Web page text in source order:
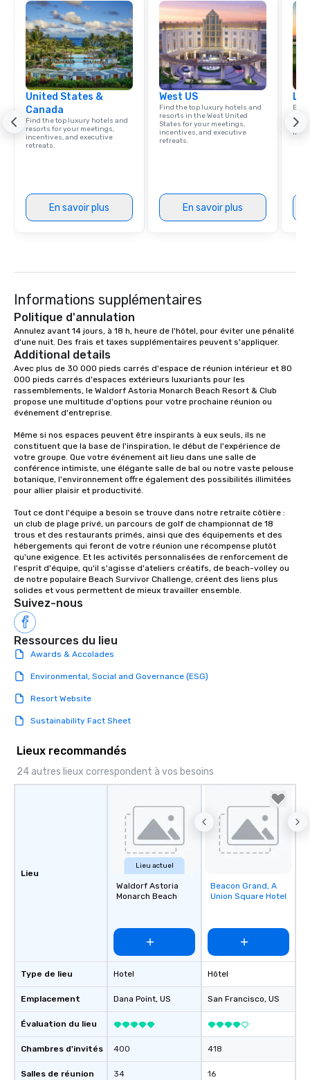
execution.
United States &
Canada
Find the top luxury hotels and
resorts for your meetings,
incentives, and executive
retreats.
En savoir plus
West US
Find the top luxury hotels and
resorts in the West United
States for your meetings,
incentives, and executive
retreats.
En savoir plus
Informations supplémentaires
Politique d'annulation
Annulez avant 14 jours, à 18 h, heure de l'hôtel, pour éviter une pénalité
d'une nuit. Des frais et taxes supplémentaires peuvent s'appliquer.
Additional details
Avec plus de 30 000 pieds carrés d'espace de réunion intérieur et 80
000 pieds carrés d'espaces extérieurs luxuriants pour les
rassemblements, le Waldorf Astoria Monarch Beach Resort & Club
propose une multitude d'options pour votre prochaine réunion ou
événement d'entreprise.
Même si nos espaces peuvent être inspirants à eux seuls, ils ne
constituent que la base de l'inspiration, le début de l'expérience de
votre groupe. Que votre événement ait lieu dans une salle de
conférence intimiste, une élégante salle de bal ou notre vaste pelouse
botanique, l'environnement offre également des possibilités illimitées
pour allier plaisir et productivité.
Tout ce dont l'équipe a besoin se trouve dans notre retraite côtière :
un club de plage privé, un parcours de golf de championnat de 18
trous et des restaurants primés, ainsi que des équipements et des
hébergements qui feront de votre réunion une récompense plutôt
qu'une exigence. Et les activités personnalisées de renforcement de
l'esprit d'équipe, qu'il s'agisse d'ateliers créatifs, de beach-volley ou
de notre populaire Beach Survivor Challenge, créent des liens plus
solides et vous permettent de mieux travailler ensemble.
Suivez-nous
Ressources du lieu
Awards & Accolades
Environmental, Social and Governance (ESG)
Resort Website
Sustainability Fact Sheet
Lieux recommandés
24 autres lieux correspondent à vos besoins
Lieu
Type de lieu
Emplacement
Évaluation du lieu
Chambres d'invités
Salles de réunion
Lieu actuel
Waldorf Astoria
Monarch Beach
Hotel
Dana Point, US
400
34
Removed from
favorites
Beacon Grand, A
Union Square Hotel
Hôtel
San Francisco, US
418
16